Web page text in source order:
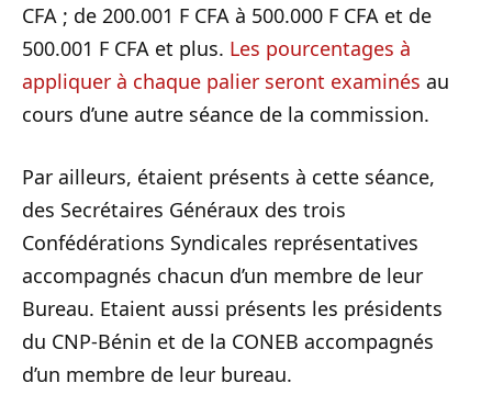
CFA ; de 200.001 F CFA à 500.000 F CFA et de
500.001 F CFA et plus. Les pourcentages à
appliquer à chaque palier seront examinés au
cours d’une autre séance de la commission.
Par ailleurs, étaient présents à cette séance,
des Secrétaires Généraux des trois
Confédérations Syndicales représentatives
accompagnés chacun d’un membre de leur
Bureau. Etaient aussi présents les présidents
du CNP-Bénin et de la CONEB accompagnés
d’un membre de leur bureau.